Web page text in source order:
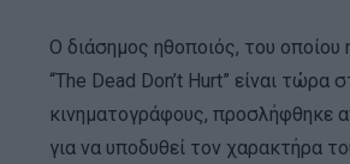
Ο διάσημος ηθοποιός, του οποίου
“The Dead Don’t Hurt” είναι τώρα
κινηματογράφους, προσλήφθηκε
για να υποδυθεί τον χαρακτήρα